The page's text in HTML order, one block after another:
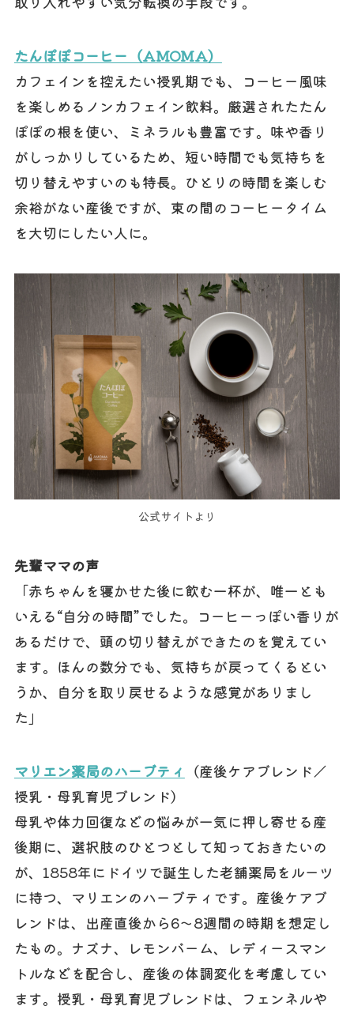
たんぽぽコーヒー（AMOMA）
カフェインを控えたい授乳期でも、コーヒー風味
を楽しめるノンカフェイン飲料。厳選されたたん
ぽぽの根を使い、ミネラルも豊富です。味や香り
がしっかりしているため、短い時間でも気持ちを
切り替えやすいのも特長。ひとりの時間を楽しむ
余裕がない産後ですが、束の間のコーヒータイム
を大切にしたい人に。
公式サイトより
先輩ママの声
「赤ちゃんを寝かせた後に飲む一杯が、唯一とも
いえる“自分の時間”でした。コーヒーっぽい香りが
あるだけで、頭の切り替えができたのを覚えてい
ます。ほんの数分でも、気持ちが戻ってくるとい
うか、自分を取り戻せるような感覚がありまし
た」
マリエン薬局のハーブティ
（産後ケアブレンド／
授乳・母乳育児ブレンド）
母乳や体力回復などの悩みが一気に押し寄せる産
後期に、選択肢のひとつとして知っておきたいの
が、1858年にドイツで誕生した老舗薬局をルーツ
に持つ、マリエンのハーブティです。産後ケアブ
レンドは、出産直後から6〜8週間の時期を想定し
たもの。ナズナ、レモンバーム、レディースマン
トルなどを配合し、産後の体調変化を考慮してい
ます。授乳・母乳育児ブレンドは、フェンネルや